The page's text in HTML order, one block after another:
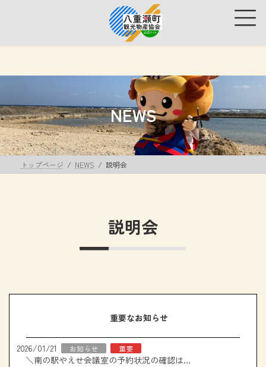
ス
プ
ン
動
NEWS
トップページ NEWS 説明会
説明会
重要なお知らせ
2026/01/21 お知らせ 重要
＼南の駅やえせ会議室の予約状況の確認はこちら！／